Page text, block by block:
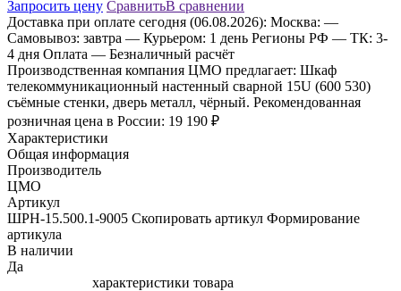
Запросить цену СравнитьВ сравнении
Доставка при оплате сегодня (06.08.2026): Москва: —
Самовывоз: завтра — Курьером: 1 день Регионы РФ — ТК: 3-
4 дня Оплата — Безналичный расчёт
Производственная компания ЦМО предлагает: Шкаф
телекоммуникационный настенный сварной 15U (600 530)
съёмные стенки, дверь металл, чёрный. Рекомендованная
розничная цена в России: 19 190 ₽
Характеристики
Общая информация
Производитель
ЦМО
Артикул
ШРН-15.500.1-9005 Скопировать артикул Формирование
артикула
В наличии
Да
характеристики товара